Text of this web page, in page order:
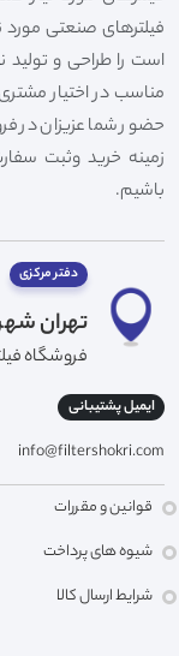
فیلترهای صنعتی مورد
است را طراحی و تولید
مناسب در اختیار
حضور شما عزیزان در
زمینه خرید وثبت
باشیم.
دفتر مرکزی
تهران
فروشگاه
ایمیل پشتیبانی
info@filtershokri.com
قوانین و مقررات
شیوه های پرداخت
شرایط ارسال کالا